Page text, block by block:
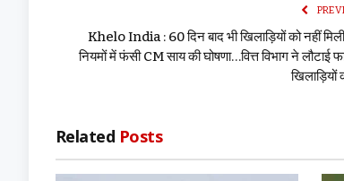
Khelo India : 60 दिन बाद भी खिलाड़ियों को नहीं
नियमों में फंसी CM साय की घोषणा…वित्त विभाग ने
Related Posts